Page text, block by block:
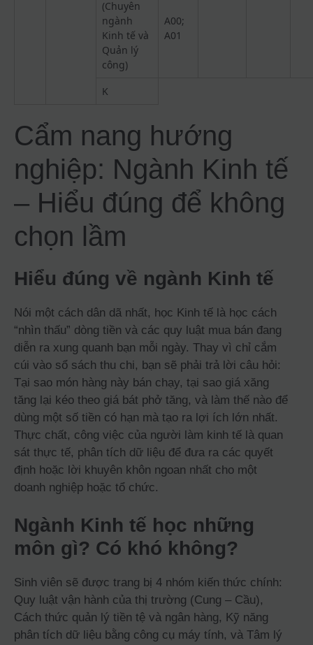
(Chuyên
ngành
Kinh tế và
Quản lý
công)
A00;
A01
K
Cẩm nang hướng
nghiệp: Ngành Kinh tế
– Hiểu đúng để không
chọn lầm
Hiểu đúng về ngành Kinh tế
Nói một cách dân dã nhất, học Kinh tế là học cách
“nhìn thấu” dòng tiền và các quy luật mua bán đang
diễn ra xung quanh bạn mỗi ngày. Thay vì chỉ cắm
cúi vào sổ sách thu chi, bạn sẽ phải trả lời câu hỏi:
Tại sao món hàng này bán chạy, tại sao giá xăng
tăng lại kéo theo giá bát phở tăng, và làm thế nào để
dùng một số tiền có hạn mà tạo ra lợi ích lớn nhất.
Thực chất, công việc của người làm kinh tế là quan
sát thực tế, phân tích dữ liệu để đưa ra các quyết
định hoặc lời khuyên khôn ngoan nhất cho một
doanh nghiệp hoặc tổ chức.
Ngành Kinh tế học những
môn gì? Có khó không?
Sinh viên sẽ được trang bị 4 nhóm kiến thức chính:
Quy luật vận hành của thị trường (Cung – Cầu),
Cách thức quản lý tiền tệ và ngân hàng, Kỹ năng
phân tích dữ liệu bằng công cụ máy tính, và Tâm lý